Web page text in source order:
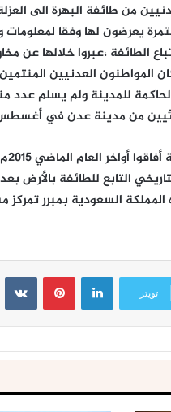
من طائفة البهرة الى
يعرضون لها وفقا لمعلومات
الطائفة ،عبروا خلالها
المواطنون العدنيين
للمدينة ولم يسلم عدد
من مدينة عدن في
التابع للطائفة بالأرض
المملكة السعودية بمبرر
تويتر
لينكدإن